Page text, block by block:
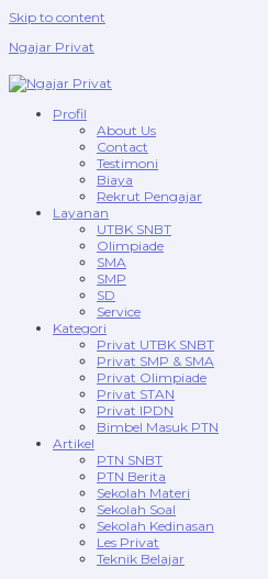
Skip to content
Ngajar Privat
Profil
About Us
Contact
Testimoni
Biaya
Rekrut Pengajar
Layanan
UTBK SNBT
Olimpiade
SMA
SMP
SD
Service
Kategori
Privat UTBK SNBT
Privat SMP & SMA
Privat Olimpiade
Privat STAN
Privat IPDN
Bimbel Masuk PTN
Artikel
PTN SNBT
PTN Berita
Sekolah Materi
Sekolah Soal
Sekolah Kedinasan
Les Privat
Teknik Belajar